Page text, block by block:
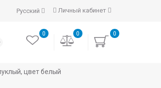
Личный кабинет
Русский
0
0
0
цвет белый